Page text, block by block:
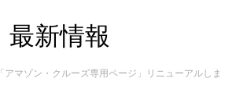
最新情報
「アマゾン・クルーズ専用ページ」リニューアルしま